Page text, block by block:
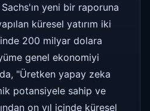
yeni bir raporuna
küresel yatırım iki
200 milyar dolara
genel ekonomiyi
"Üretken yapay zeka
potansiyele sahip ve
on yıl içinde küresel